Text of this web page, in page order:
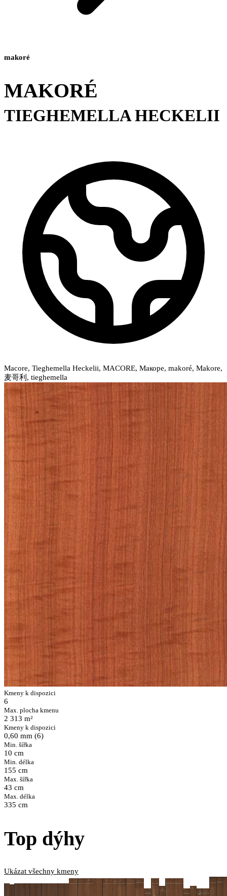
makoré
MAKORÉ
TIEGHEMELLA HECKELII
Macore, Tieghemella Heckelii, MACORE, Макоре, makoré, Makore,
麦哥利, tieghemella
Kmeny k dispozici
6
Max. plocha kmenu
2 313 m²
Kmeny k dispozici
0,60 mm (6)
Min. šířka
10 cm
Min. délka
155 cm
Max. šířka
43 cm
Max. délka
335 cm
Top dýhy
Ukázat všechny kmeny